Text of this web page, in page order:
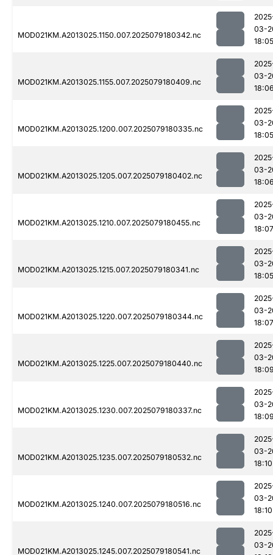
MOD021KM.A2013025.1150.007.2025079180342.nc
03-
18:05
MOD021KM.A2013025.1155.007.2025079180409.nc
03-
MOD021KM.A2013025.1200.007.2025079180335.nc
03-
18:05
MOD021KM.A2013025.1205.007.2025079180402.nc
03-
MOD021KM.A2013025.1210.007.2025079180455.nc
03-
18:07
MOD021KM.A2013025.1215.007.2025079180341.nc
03-
18:05
MOD021KM.A2013025.1220.007.2025079180344.nc
03-
18:07
MOD021KM.A2013025.1225.007.2025079180440.nc
03-
MOD021KM.A2013025.1230.007.2025079180337.nc
03-
MOD021KM.A2013025.1235.007.2025079180532.nc
03-
18:10
MOD021KM.A2013025.1240.007.2025079180516.nc
03-
18:10
MOD021KM.A2013025.1245.007.2025079180541.nc
03-